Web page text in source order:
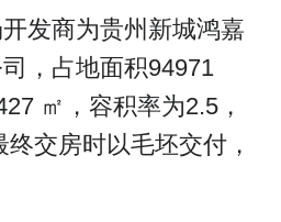
发商为贵州新城鸿嘉
，占地面积94971
㎡，容积率为2.5，
交房时以毛坯交付，